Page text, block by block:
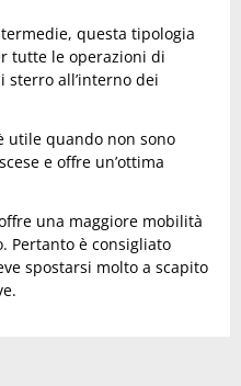
questa tipologia
tutte le operazioni di
sterro all’interno dei
utile quando non sono
e offre un’ottima
una maggiore mobilità
Pertanto è consigliato
spostarsi molto a scapito